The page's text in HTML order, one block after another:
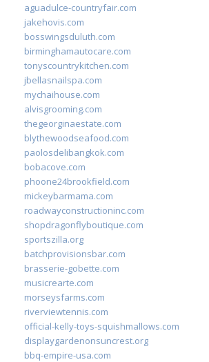
aguadulce-countryfair.com
jakehovis.com
bosswingsduluth.com
birminghamautocare.com
tonyscountrykitchen.com
jbellasnailspa.com
mychaihouse.com
alvisgrooming.com
thegeorginaestate.com
blythewoodseafood.com
paolosdelibangkok.com
bobacove.com
phoone24brookfield.com
mickeybarmama.com
roadwayconstructioninc.com
shopdragonflyboutique.com
sportszilla.org
batchprovisionsbar.com
brasserie-gobette.com
musicrearte.com
morseysfarms.com
riverviewtennis.com
official-kelly-toys-squishmallows.com
displaygardenonsuncrest.org
bbq-empire-usa.com